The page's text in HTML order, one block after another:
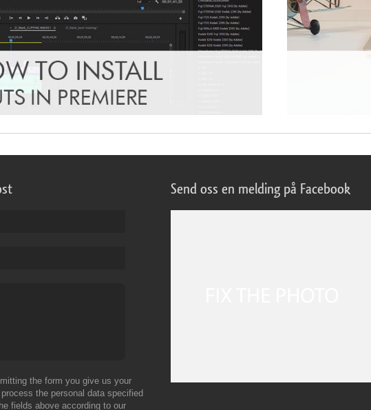
the form you give us your
the personal data specified
fields above according to our
Send oss en melding på Facebook